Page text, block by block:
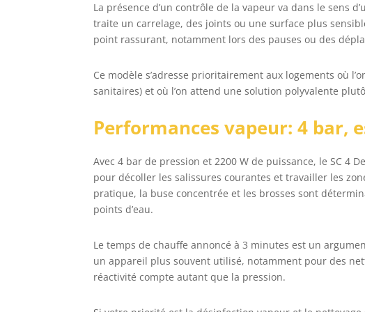
La présence d’un contrôle de la vapeur va dans le sens
traite un carrelage, des joints ou une surface plus
point rassurant, notamment lors des pauses ou des
Ce modèle s’adresse prioritairement aux logements où
sanitaires) et où l’on attend une solution polyvalente
Performances vapeur: 4 bar,
Avec 4 bar de pression et 2200 W de puissance, le SC 4
pour décoller les salissures courantes et travailler les
pratique, la buse concentrée et les brosses sont
points d’eau.
Le temps de chauffe annoncé à 3 minutes est un
un appareil plus souvent utilisé, notamment pour des
réactivité compte autant que la pression.